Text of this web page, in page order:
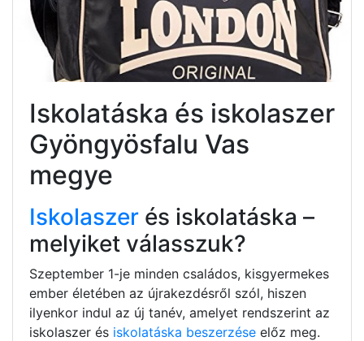
Iskolatáska és iskolaszer
Gyöngyösfalu Vas
megye
Iskolaszer és iskolatáska –
melyiket válasszuk?
Szeptember 1-je minden családos, kisgyermekes
ember életében az újrakezdésről szól, hiszen
ilyenkor indul az új tanév, amelyet rendszerint az
iskolaszer és iskolatáska beszerzése előz meg.